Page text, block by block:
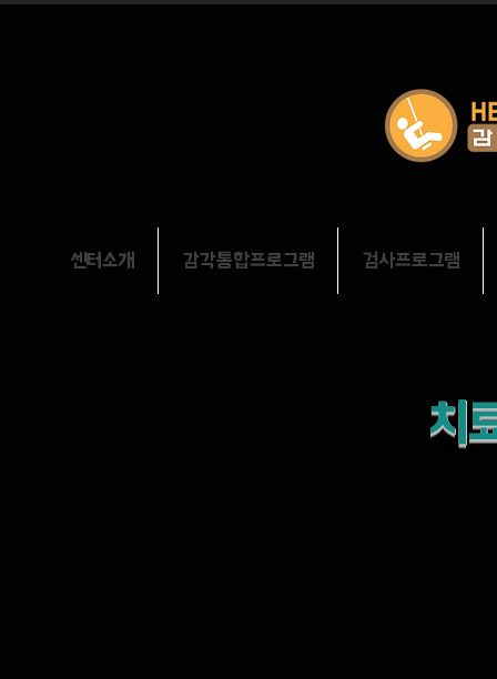
센터소개 감각통합프로그램 검사프로그램
치